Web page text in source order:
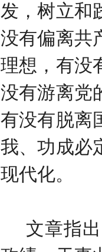
发，树立和
没有偏离共
理想，有没
没有游离党
有没有脱离
我、功成必
现代化。
文章指